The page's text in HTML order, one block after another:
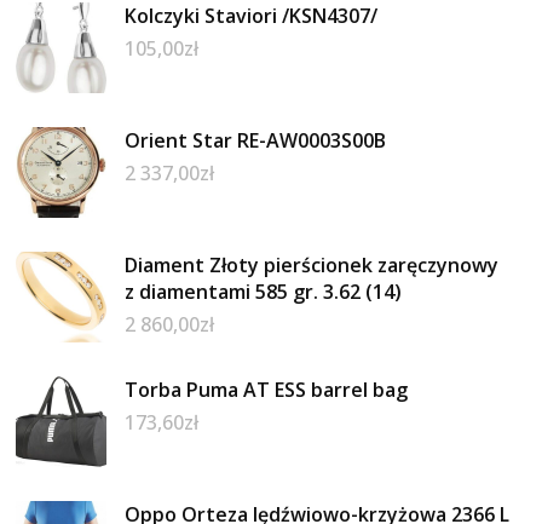
Kolczyki Staviori /KSN4307/
105,00zł
Orient Star RE-AW0003S00B
2 337,00zł
Diament Złoty pierścionek zaręczynowy
z diamentami 585 gr. 3.62 (14)
2 860,00zł
Torba Puma AT ESS barrel bag
173,60zł
Oppo Orteza lędźwiowo-krzyżowa 2366 L